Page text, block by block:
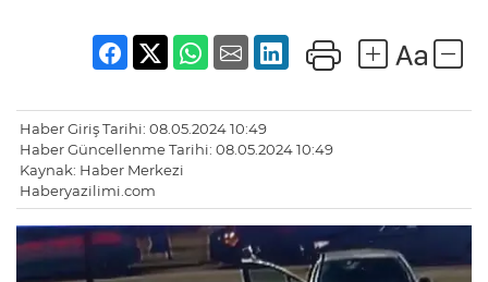
Haber Giriş Tarihi: 08.05.2024 10:49
Haber Güncellenme Tarihi: 08.05.2024 10:49
Kaynak: Haber Merkezi
Haberyazilimi.com